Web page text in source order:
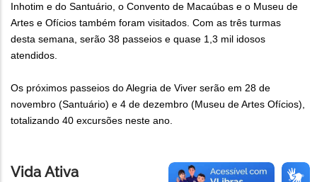
Inhotim e do Santuário, o Convento de Macaúbas e o Museu de
Artes e Ofícios também foram visitados. Com as três turmas
desta semana, serão 38 passeios e quase 1,3 mil idosos
atendidos.
Os próximos passeios do Alegria de Viver serão em 28 de
novembro (Santuário) e 4 de dezembro (Museu de Artes Ofícios),
totalizando 40 excursões neste ano.
Vida Ativa